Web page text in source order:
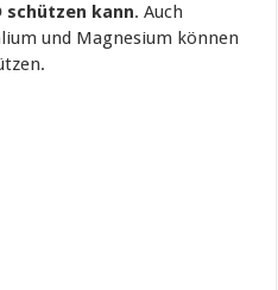
schützen kann. Auch
und Magnesium können